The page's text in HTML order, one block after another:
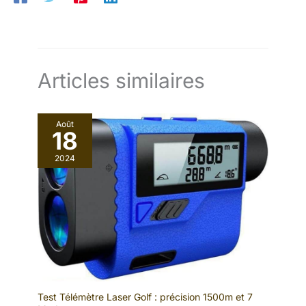
Articles similaires
Août
18
2024
Test Télémètre Laser Golf : précision 1500m et 7